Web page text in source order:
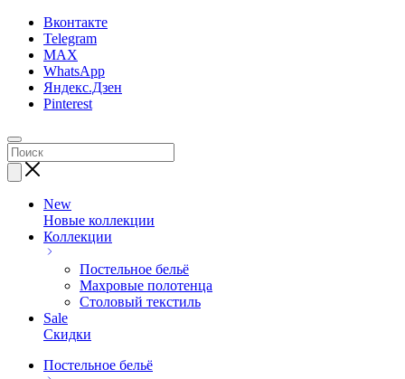
Вконтакте
Telegram
MAX
WhatsApp
Яндекс.Дзен
Pinterest
New
Новые коллекции
Коллекции
Постельное бельё
Махровые полотенца
Столовый текстиль
Sale
Скидки
Постельное бельё